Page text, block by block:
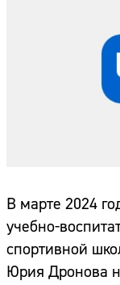
В марте 2024
учебно-
спортивной
Юрия Дронова